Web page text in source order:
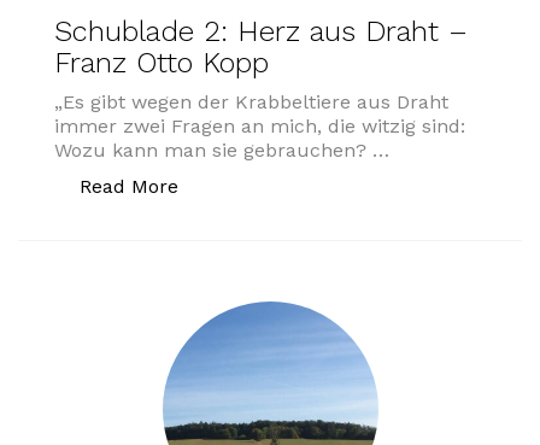
Schublade 2: Herz aus Draht –
Franz Otto Kopp
„Es gibt wegen der Krabbeltiere aus Draht
immer zwei Fragen an mich, die witzig sind:
Wozu kann man sie gebrauchen? …
Read More